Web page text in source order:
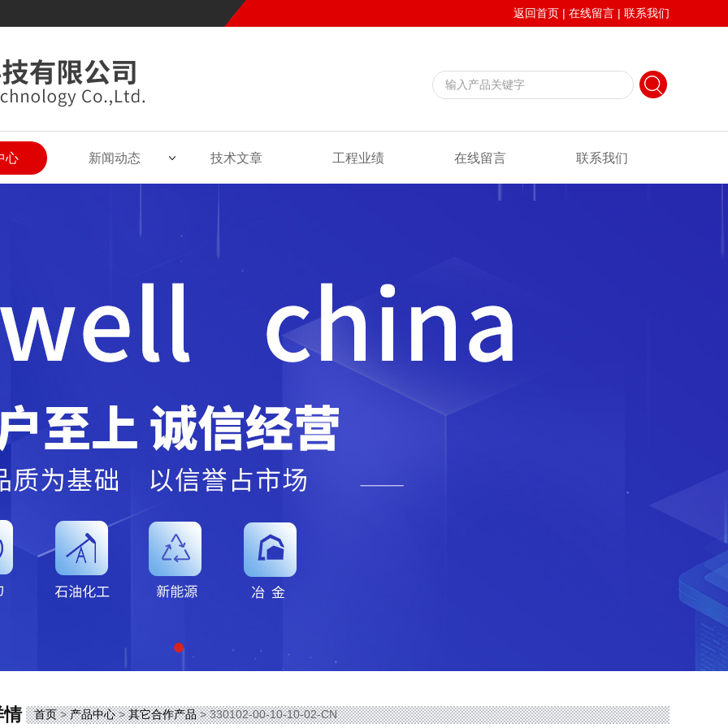
返回首页 | 在线留言 | 联系我们
心 新闻动态 技术文章 工程业绩 在线留言 联系我们
情 首页>产品中心>其它合作产品> 330102-00-10-10-02-CN